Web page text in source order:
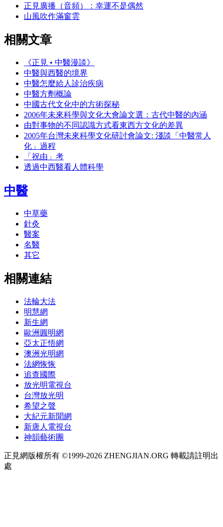
正見廣播（音頻）：幸運不是偶然
山風吹作滿窗雲
相關文章
《正見 • 中醫漫談》
中醫與西醫的境界
中醫怎麼給人診治疾病
中醫方劑概論
中國古代文化中的方術探秘
2006年未來科學與文化大會論文選：古代中醫的內涵
由對事物的不同認識方式看東西方文化的差異
2005年台灣未來科學文化研討會論文: 淺談「中醫常人
化」過程
「祝由」考
透過中西醫看人體科學
中醫
中草藥
針灸
醫案
名醫
其它
相關連結
法輪大法
明慧網
新生網
歐洲圓明網
亞太正悟網
澳洲光明網
法網恢恢
追查國際
放光明電視台
台灣放光明
希望之聲
大紀元新聞網
新唐人電視台
神韻藝術團
正見網版權所有 ©1999-2026 ZHENGJIAN.ORG 轉載請註明出
處